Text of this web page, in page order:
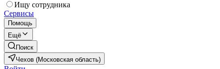
Ищу сотрудника
Сервисы
Помощь
Ещё
Поиск
Чехов (Московская область)